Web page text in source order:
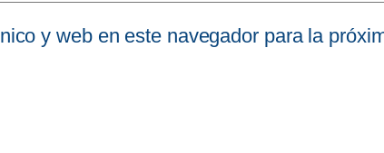
y web en este navegador para la